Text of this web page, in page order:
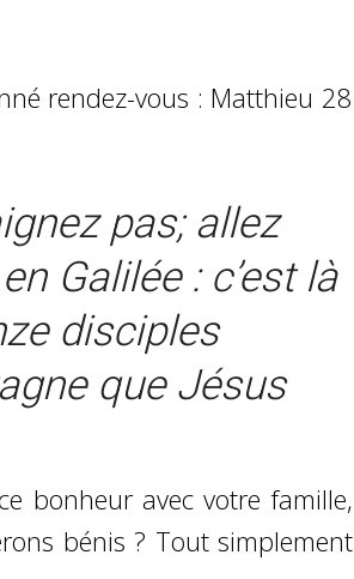
rendez-vous : Matthieu 28
pas; allez
Galilée : c’est là
disciples
que Jésus
bonheur avec votre famille,
bénis ? Tout simplement